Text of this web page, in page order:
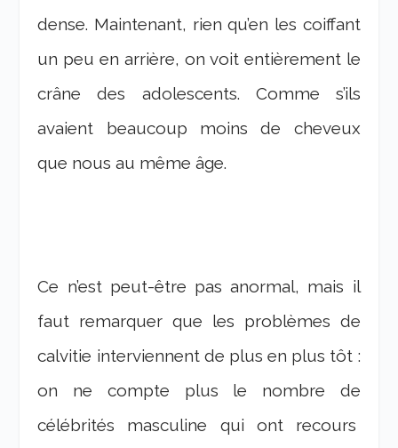
dense. Maintenant, rien qu’en les coiffant
un peu en arrière, on voit entièrement le
crâne des adolescents. Comme s’ils
avaient beaucoup moins de cheveux
que nous au même âge.
Ce n’est peut-être pas anormal, mais il
faut remarquer que les problèmes de
calvitie interviennent de plus en plus tôt :
on ne compte plus le nombre de
célébrités masculine qui ont recours